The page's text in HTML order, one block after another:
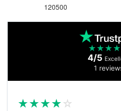
120500
★ ★ ★ ★
4/5
1
★★★★☆